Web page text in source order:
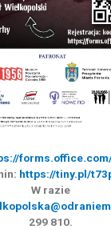
https://tiny.pl/
W razie
299 810.